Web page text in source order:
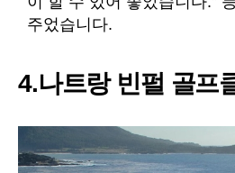
주었습니다.
4.나트랑 빈펄 골프